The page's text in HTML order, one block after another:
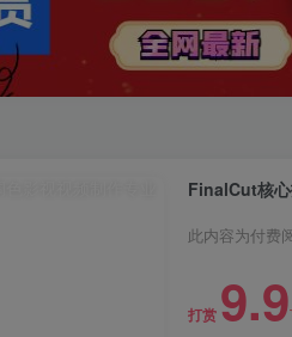
FinalCut核心
此内容为付费
打赏 9.9